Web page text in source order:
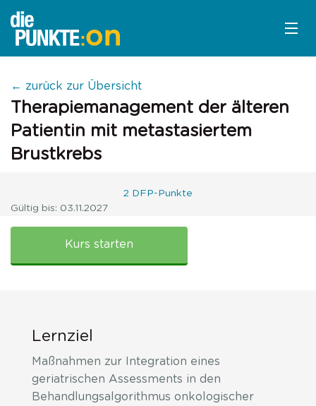
LOGIN
← zurück zur Übersicht
Therapiemanagement der älteren
Patientin mit metastasiertem
Brustkrebs
2 DFP-Punkte
Gültig bis: 03.11.2027
Therapie
Kurs starten
Lernziel
Maßnahmen zur Integration eines
geriatrischen Assessments in den
Behandlungsalgorithmus onkologischer